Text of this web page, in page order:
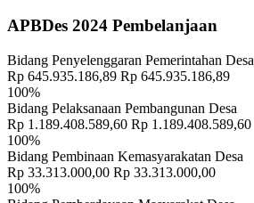
APBDes 2024 Pembelanjaan
Bidang Penyelenggaran Pemerintahan Desa
Rp 645.935.186,89 Rp 645.935.186,89
100%
Bidang Pelaksanaan Pembangunan Desa
Rp 1.189.408.589,60 Rp 1.189.408.589,60
100%
Bidang Pembinaan Kemasyarakatan Desa
Rp 33.313.000,00 Rp 33.313.000,00
100%